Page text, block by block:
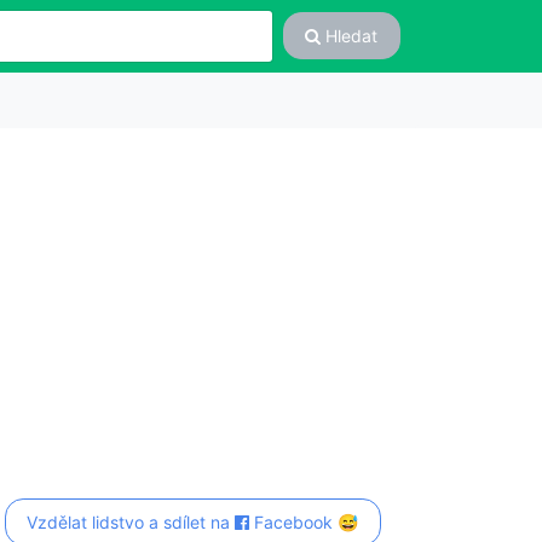
Hledat
Vzdělat lidstvo a sdílet na Facebook 😅